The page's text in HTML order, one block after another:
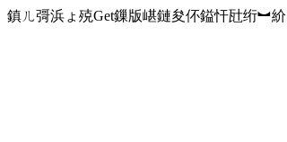
鎮ㄦ彁浜ょ殑Get鏁版嵁鏈夋伓鎰忓瓧绗︼紒